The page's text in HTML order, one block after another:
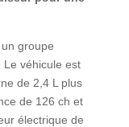
groupe
véhicule est
de 2,4 L plus
de 126 ch et
électrique de